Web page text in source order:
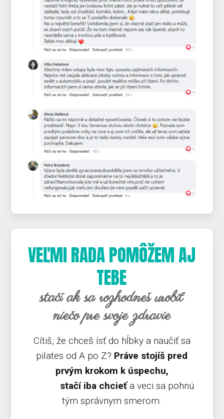
VEĽMI RADA POMÔŽEM AJ
TEBE
stačí ak sa rozhodneš urobiť
niečo pre svoje zdravie
Cítiš, že chceš ísť do hĺbky a naučiť sa
pilates od A po Z? Práve stojíš pred
prvým krokom k úspechu,
stačí iba chcieťa veci sa pohnú
tým správnym smerom.